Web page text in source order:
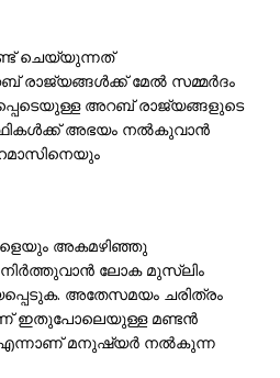
ചെയ്യുന്നത്
രാജ്യങ്ങൾക്ക് മേൽ സമ്മർദം
അറബ് രാജ്യങ്ങളുടെ
അഭയം നൽകുവാൻ
അകമഴിഞ്ഞു
ലോക മുസ്ലിം
അതേസമയം ചരിത്രം
ഇതുപോലെയുള്ള മണ്ടൻ
മനുഷ്യർ നൽകുന്ന